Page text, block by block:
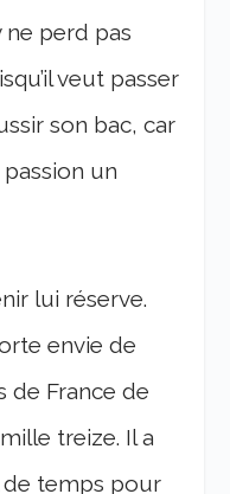
ne perd pas
veut passer
son bac, car
un
lui réserve.
envie de
de France de
treize. Il a
de temps pour